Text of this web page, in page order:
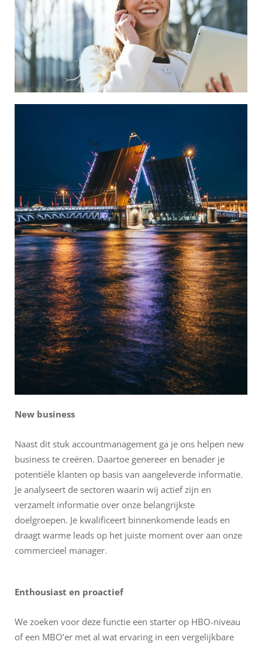
New business
Naast dit stuk accountmanagement ga je ons helpen new
business te creëren. Daartoe genereer en benader je
potentiële klanten op basis van aangeleverde informatie.
Je analyseert de sectoren waarin wij actief zijn en
verzamelt informatie over onze belangrijkste
doelgroepen. Je kwalificeert binnenkomende leads en
draagt warme leads op het juiste moment over aan onze
commercieel manager.
Enthousiast en proactief
We zoeken voor deze functie een starter op HBO-niveau
of een MBO’er met al wat ervaring in een vergelijkbare